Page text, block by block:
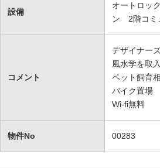
設備
オートロッ
ン 2階コミ
コメント
デザイナー
風水学を取
ペット飼育
バイク置場
Wi-fi無料
物件No 00283